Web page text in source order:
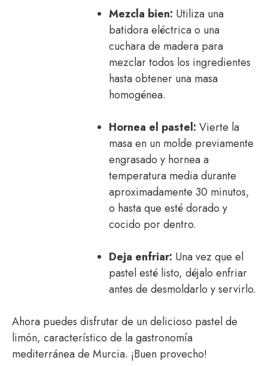
Mezcla bien: Utiliza una
batidora eléctrica o una
cuchara de madera para
mezclar todos los ingredientes
hasta obtener una masa
homogénea.
Hornea el pastel: Vierte la
masa en un molde previamente
engrasado y hornea a
temperatura media durante
aproximadamente 30 minutos,
o hasta que esté dorado y
cocido por dentro.
Deja enfriar: Una vez que el
pastel esté listo, déjalo enfriar
antes de desmoldarlo y servirlo.
Ahora puedes disfrutar de un delicioso pastel de
limón, característico de la gastronomía
mediterránea de Murcia. ¡Buen provecho!